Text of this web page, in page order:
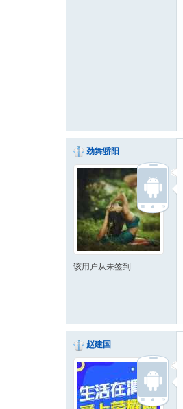
劲舞骄阳
该用户从未签到
赵建国